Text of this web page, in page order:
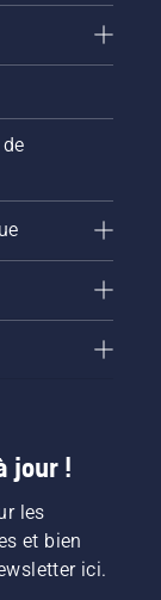
jour !
les
et bien
ici.